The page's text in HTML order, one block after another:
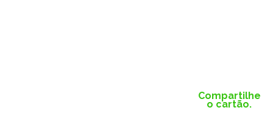
Compartilhe
o cartão.